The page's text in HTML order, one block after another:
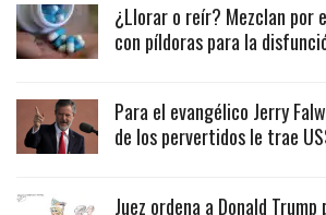
¿Llorar o reír? Mezclan por
con píldoras para la
Para el evangélico Jerry
de los pervertidos le trae
Juez ordena a Donald